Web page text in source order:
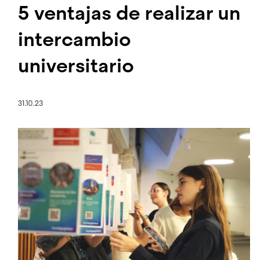
5 ventajas de realizar un
intercambio
universitario
31.10.23
Image